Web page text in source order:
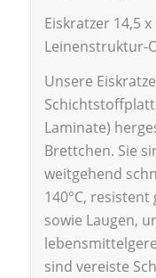
Eiskratzer 14,5
Leinenstruktur-
Unsere
Laminate)
Brettchen. Sie
weitgehend
140°C,
sowie Laugen,
sind vereiste